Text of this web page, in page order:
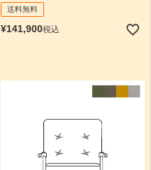
送料無料
¥141,900税込